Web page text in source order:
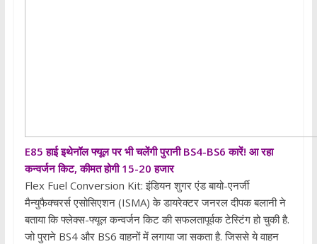
E85 हाई इथेनॉल फ्यूल पर भी चलेंगी पुरानी BS4-BS6 कारें! आ रहा
कन्वर्जन किट, कीमत होगी 15-20 हजार
Flex Fuel Conversion Kit: इंडियन शुगर एंड बायो-एनर्जी
मैन्युफैक्चरर्स एसोसिएशन (ISMA) के डायरेक्टर जनरल दीपक बलानी ने
बताया कि फ्लेक्स-फ्यूल कन्वर्जन किट की सफलतापूर्वक टेस्टिंग हो चुकी है.
जो पुराने BS4 और BS6 वाहनों में लगाया जा सकता है. जिससे ये वाहन